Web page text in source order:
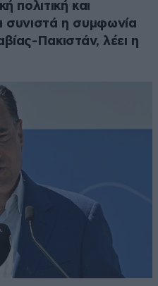
πολιτική και
συνιστά η συμφωνία
Πακιστάν, λέει η